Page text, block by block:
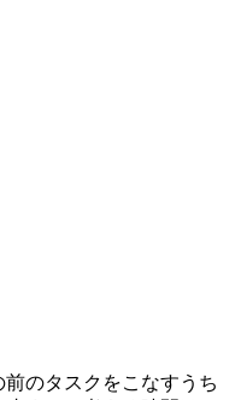
のタスクをこなすうち